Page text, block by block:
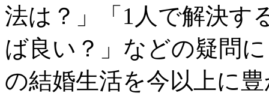
法は？」「1人で解決す
ば良い？」などの疑問
の結婚生活を今以上に